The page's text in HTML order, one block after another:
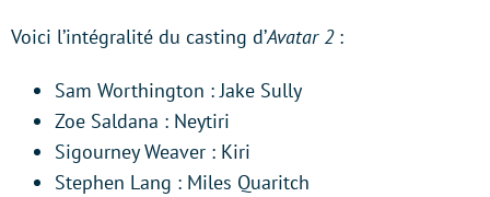
Voici l’intégralité du casting d’Avatar 2 :
Sam Worthington : Jake Sully
Zoe Saldana : Neytiri
Sigourney Weaver : Kiri
Stephen Lang : Miles Quaritch